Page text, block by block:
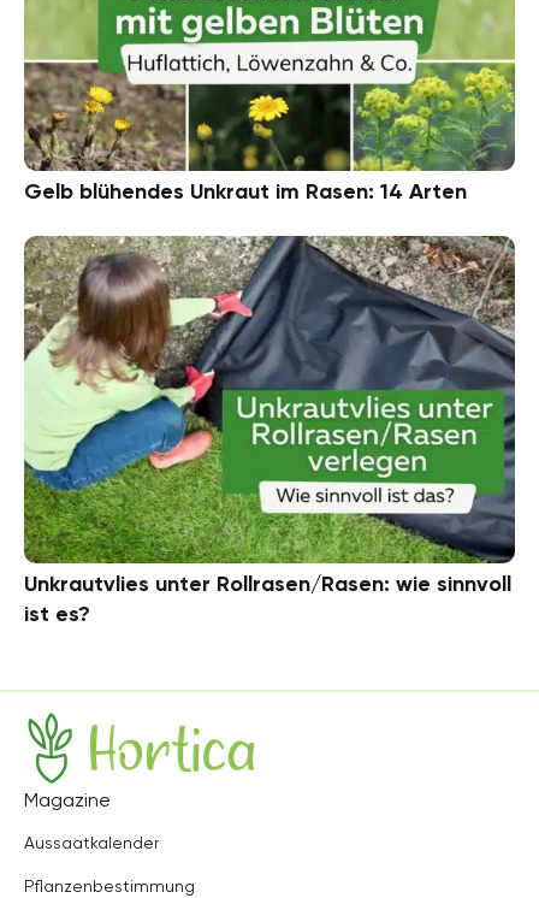
Gelb blühendes Unkraut im Rasen: 14 Arten
Unkrautvlies unter Rollrasen/Rasen: wie sinnvoll
ist es?
Hortica
Magazine
Aussaatkalender
Pflanzenbestimmung